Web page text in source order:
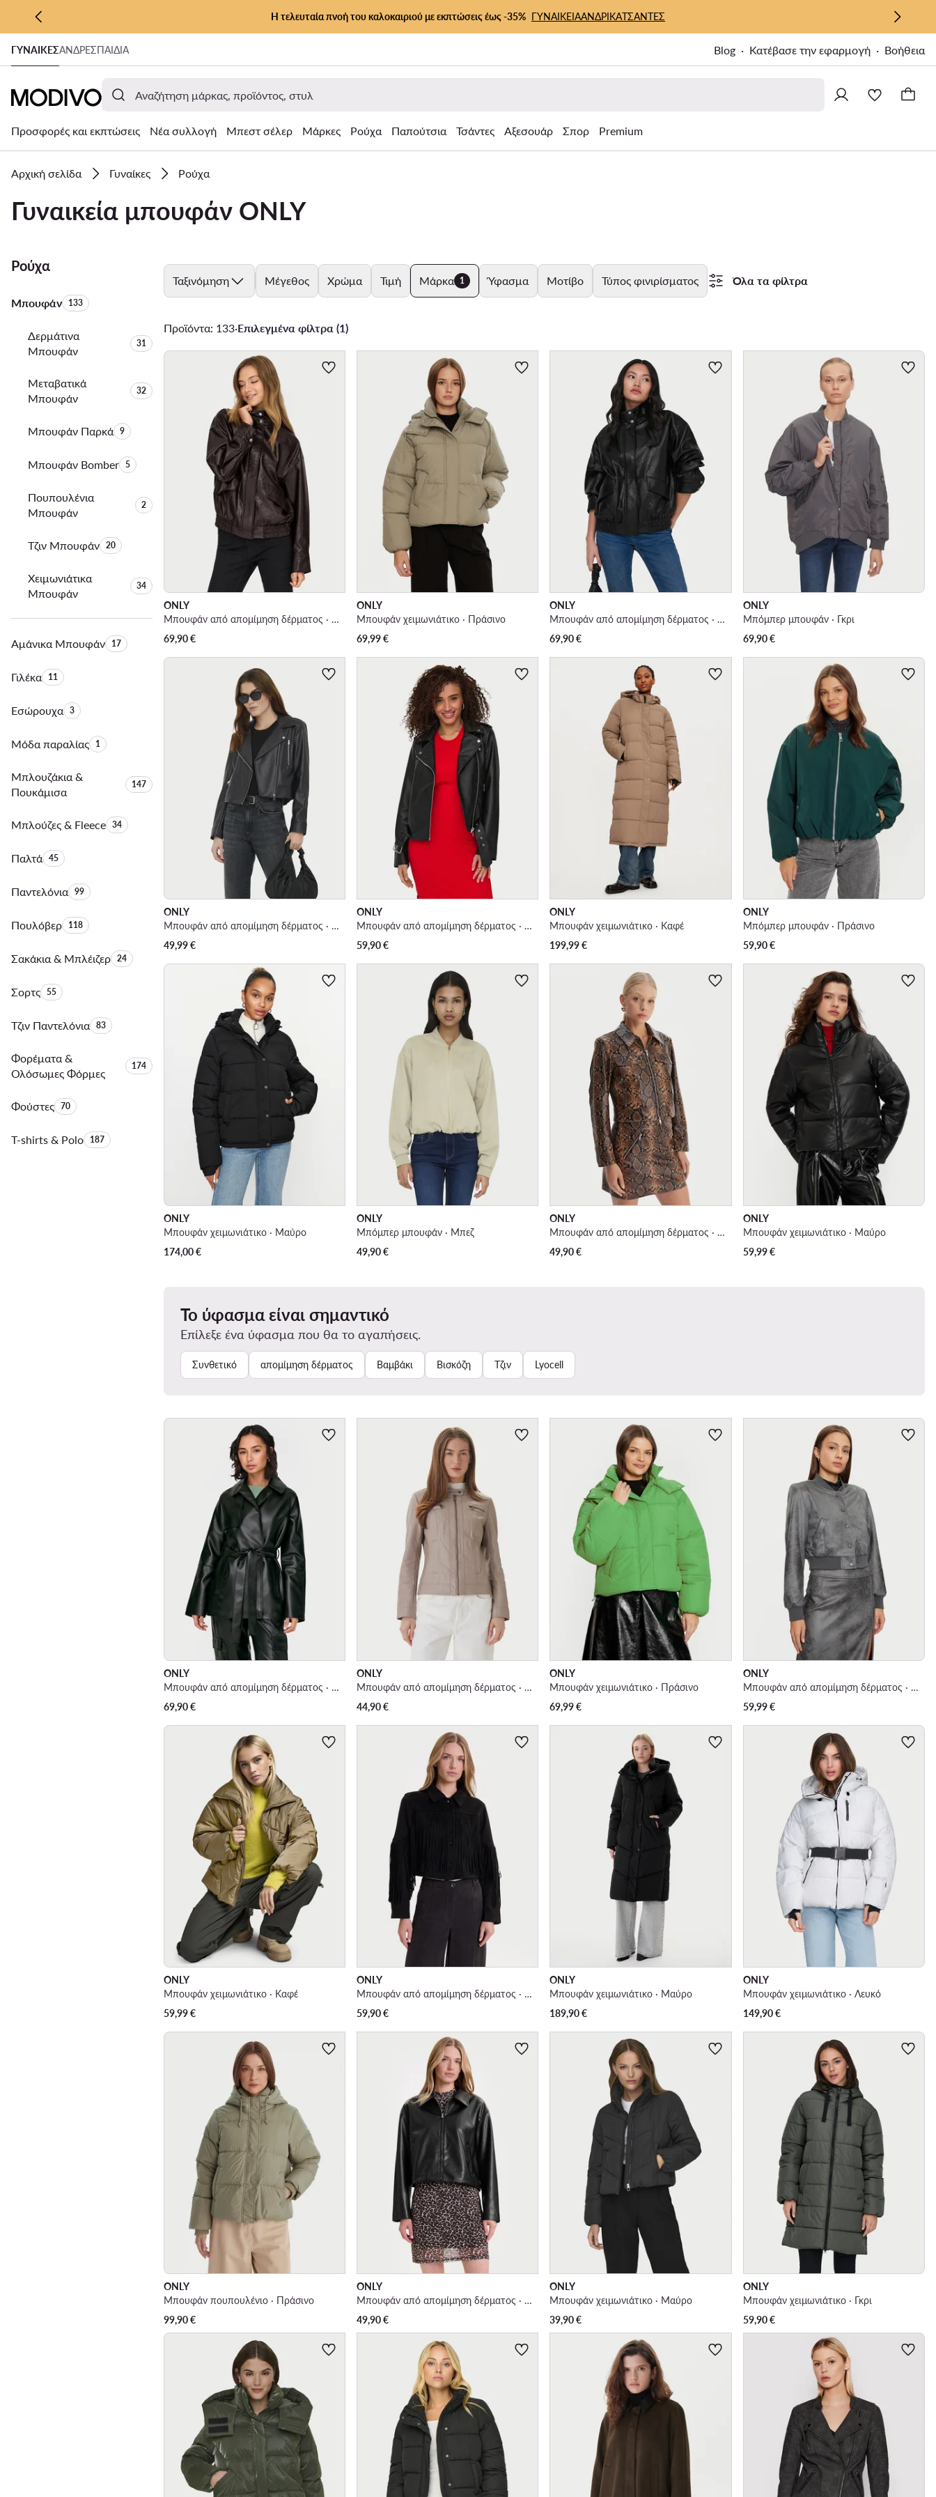
ΜΕΤΆΒΑΣΗ ΣΤΟ ΚΎΡΙΟ ΠΕΡΙΕΧΌΜΕΝΟ
ΜΕΤΆΒΑΣΗ ΣΤΗΝ ΑΝΑΖΉΤΗΣΗ
Η τελευταία πνοή του καλοκαιριού με εκπτώσεις έως -35% ΓΥΝΑΙΚΕΙΑΑΝΔΡΙΚΑΤΣΑΝΤΕΣ
ΓΥΝΑΊΚΕΣΑΝΔΡΕΣΠΑΙΔΙΑ Blog Κατέβασε την εφαρμογή Βοήθεια
Προσφορές και εκπτώσεις Νέα συλλογή Μπεστ σέλερ Μάρκες Ρούχα Παπούτσια Τσάντες Αξεσουάρ Σπορ Premium
Αρχική σελίδα Γυναίκες Ρούχα
Γυναικεία μπουφάν ONLY
Ρούχα
ΜπουφάνΑριθμός προϊόντων:
133
Δερμάτινα
Μπουφάν
Αριθμός προϊόντων:
31
Μεταβατικά
Μπουφάν
Αριθμός προϊόντων:
32
Μπουφάν ΠαρκάΑριθμός προϊόντων:
9
Μπουφάν BomberΑριθμός προϊόντων:
5
Πουπουλένια
Μπουφάν
Αριθμός προϊόντων:
2
Τζιν ΜπουφάνΑριθμός προϊόντων:
20
Χειμωνιάτικα
Μπουφάν
Αριθμός προϊόντων:
34
Αμάνικα ΜπουφάνΑριθμός προϊόντων:
17
ΓιλέκαΑριθμός προϊόντων:
11
ΕσώρουχαΑριθμός προϊόντων:
3
Μόδα παραλίαςΑριθμός προϊόντων:
1
Μπλουζάκια &
Πουκάμισα
Αριθμός προϊόντων:
147
Μπλούζες & FleeceΑριθμός προϊόντων:
34
ΠαλτάΑριθμός προϊόντων:
45
ΠαντελόνιαΑριθμός προϊόντων:
99
ΠουλόβερΑριθμός προϊόντων:
118
Σακάκια & ΜπλέιζερΑριθμός προϊόντων:
24
ΣορτςΑριθμός προϊόντων:
55
Τζιν ΠαντελόνιαΑριθμός προϊόντων:
83
Φορέματα &
Ολόσωμες Φόρμες
Αριθμός προϊόντων:
174
ΦούστεςΑριθμός προϊόντων:
70
T-shirts & PoloΑριθμός προϊόντων:
187
Ταξινόμηση Μέγεθος Χρώμα Τιμή Μάρκα 1 Ύφασμα Μοτίβο Τύπος φινιρίσματος Όλα τα φίλτρα
Προϊόντα: 133·Επιλεγμένα φίλτρα (1)
ONLY
Μπουφάν από απομίμηση δέρματος · Καφέ
69,90€
ONLY
Μπουφάν χειμωνιάτικο · Πράσινο
69,99€
ONLY
Μπουφάν από απομίμηση δέρματος · Μαύρο
69,90€
ONLY
Μπόμπερ μπουφάν · Γκρι
69,90€
ONLY
Μπουφάν από απομίμηση δέρματος · Μαύρο
49,99€
ONLY
Μπουφάν από απομίμηση δέρματος · Μαύρο
59,90€
ONLY
Μπουφάν χειμωνιάτικο · Καφέ
199,99€
ONLY
Μπόμπερ μπουφάν · Πράσινο
59,90€
ONLY
Μπουφάν χειμωνιάτικο · Μαύρο
174,00€
ONLY
Μπόμπερ μπουφάν · Μπεζ
49,90€
ONLY
Μπουφάν από απομίμηση δέρματος · Καφέ
49,90€
ONLY
Μπουφάν χειμωνιάτικο · Μαύρο
59,99€
Το ύφασμα είναι σημαντικό
Επίλεξε ένα ύφασμα που θα το αγαπήσεις.
Συνθετικό απομίμηση δέρματος Βαμβάκι Βισκόζη Τζιν Lyocell
ONLY
Μπουφάν από απομίμηση δέρματος · Μαύρο
69,90€
ONLY
Μπουφάν από απομίμηση δέρματος · Μπεζ
44,90€
ONLY
Μπουφάν χειμωνιάτικο · Πράσινο
69,99€
ONLY
Μπουφάν από απομίμηση δέρματος · Γκρι
59,99€
ONLY
Μπουφάν χειμωνιάτικο · Καφέ
59,99€
ONLY
Μπουφάν από απομίμηση δέρματος · Μαύρο
59,90€
ONLY
Μπουφάν χειμωνιάτικο · Μαύρο
189,90€
ONLY
Μπουφάν χειμωνιάτικο · Λευκό
149,90€
ONLY
Μπουφάν πουπουλένιο · Πράσινο
99,90€
ONLY
Μπουφάν από απομίμηση δέρματος · Μαύρο
49,90€
ONLY
Μπουφάν χειμωνιάτικο · Μαύρο
39,90€
ONLY
Μπουφάν χειμωνιάτικο · Γκρι
59,90€